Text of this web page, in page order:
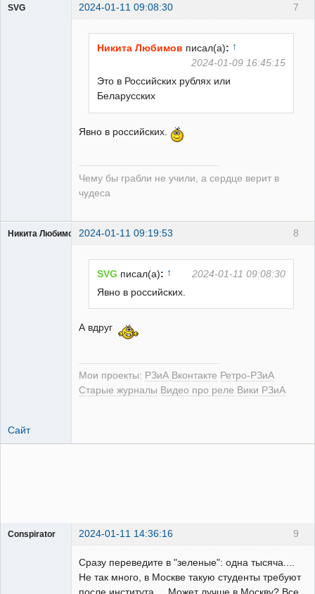
7
SVG 2024-01-11 09:08:30
Никита Любимов писал(а): ↑
2024-01-09 16:45:15
Это в Российских рублях или
Беларусских
Явно в российских.
Чему бы грабли не учили, а сердце верит в
чудеса
8
Никита Любимов 2024-01-11 09:19:53
SVG писал(а): ↑
2024-01-11 09:08:30
Явно в российских.
А вдруг
Мои проекты: РЗиА Вконтакте Ретро-РЗиА
Старые журналы Видео про реле Вики РЗиА
Сайт
9
Conspirator 2024-01-11 14:36:16
Сразу переведите в "зеленые": одна тысяча....
Не так много, в Москве такую студенты требуют